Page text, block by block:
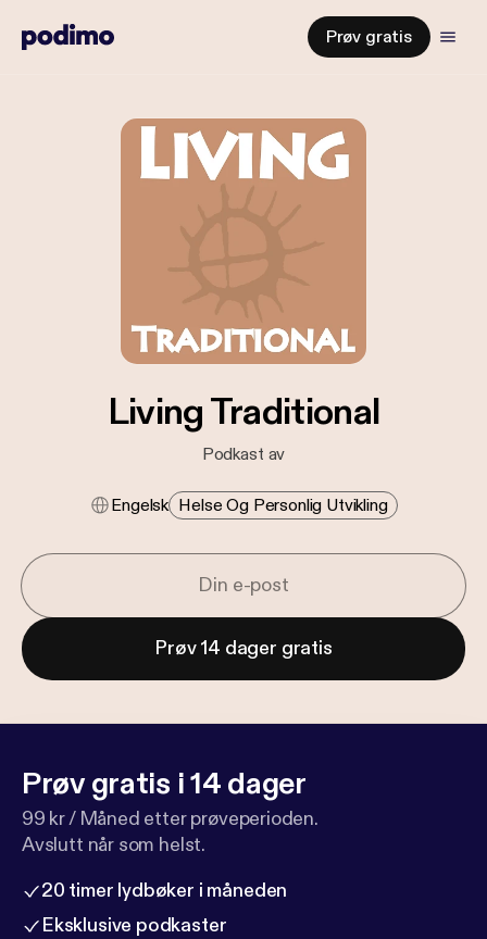
Prøv gratis
Living Traditional
Podkast av
Engelsk Helse Og Personlig Utvikling
Prøv 14 dager gratis
Prøv gratis i 14 dager
99 kr / Måned etter prøveperioden.
Avslutt når som helst.
20 timer lydbøker i måneden
Eksklusive podkaster